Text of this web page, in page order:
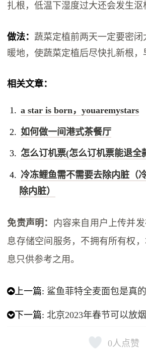
扎根，低温下湿度过大还会发生沤
做法： 蔬菜定植前两天一定要密闭
暖地，使蔬菜定植后尽快扎新根，
相关文章：
a star is born，youaremystars
如何做一间港式茶餐厅
怎么订机票(怎么订机票能退全
冷冻鲤鱼需不需要去除内脏（
除内脏）
免责声明： 内容来自用户上传并
息存储空间服务，不拥有所有权
息只供参考之用。
上一篇: 鲨鱼菲特全麦面包是真
下一篇:北京2023年春节可以放
0人点赞